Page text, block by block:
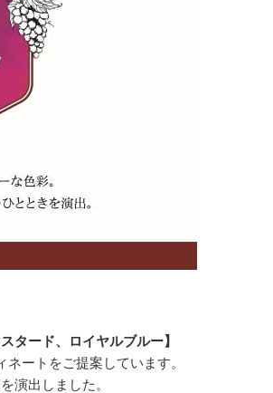
タード、ロイヤルブルー】
ートをご提案しています。
演出しました。